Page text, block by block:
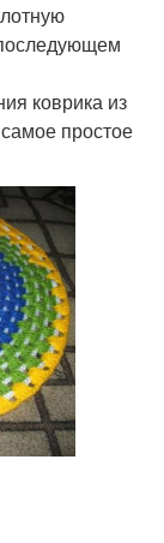
шпагата
коврика из
простое